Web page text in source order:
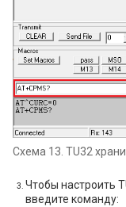
Схема 13. TU32
Чтобы настроить
введите команду: